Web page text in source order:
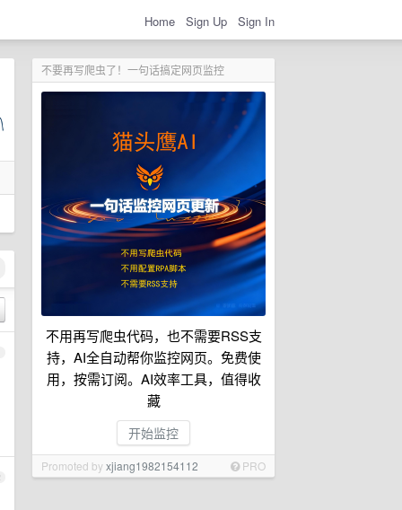
Home Sign Up Sign In
不要再写爬虫了！一句话搞定网页监控
不用再写爬虫代码，也不需要RSS支
持，AI全自动帮你监控网页。免费使
用，按需订阅。AI效率工具，值得收
藏
开始监控
Promoted byxjiang1982154112 PRO